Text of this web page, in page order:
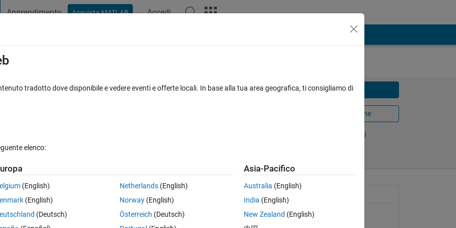
Apprendimento Acquista MATLAB Accedi
Scarica
Apri in MATLAB Online
Segui
Informazioni generali
Versione 1.0.0
tradotto dove disponibile e vedere eventi e offerte locali. In base alla tua area geografica, ti consigliamo di
elenco:
(English)
(English)
(Deutsch)
Netherlands(English)
Norway(English)
Österreich (Deutsch)
Asia-Pacifico
Australia (English)
India (English)
New Zealand (English)